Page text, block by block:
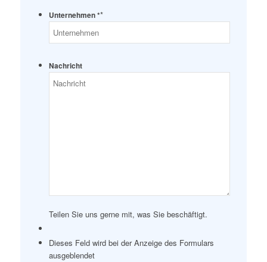
Unternehmen **
Nachricht
Teilen Sie uns gerne mit, was Sie beschäftigt.
Dieses Feld wird bei der Anzeige des Formulars
ausgeblendet